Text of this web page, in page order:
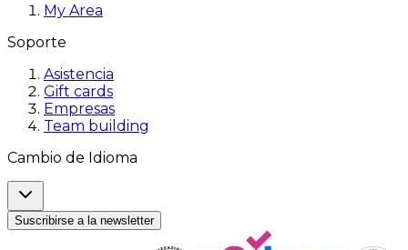
My Area
Soporte
Asistencia
Gift cards
Empresas
Team building
Cambio de Idioma
Suscribirse a la newsletter